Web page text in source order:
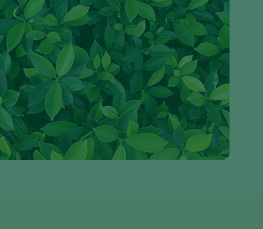
Finland (Finnish)
Finland (Swedish)
France
Germany
Greece
Hungary
India
Italy
Kenya